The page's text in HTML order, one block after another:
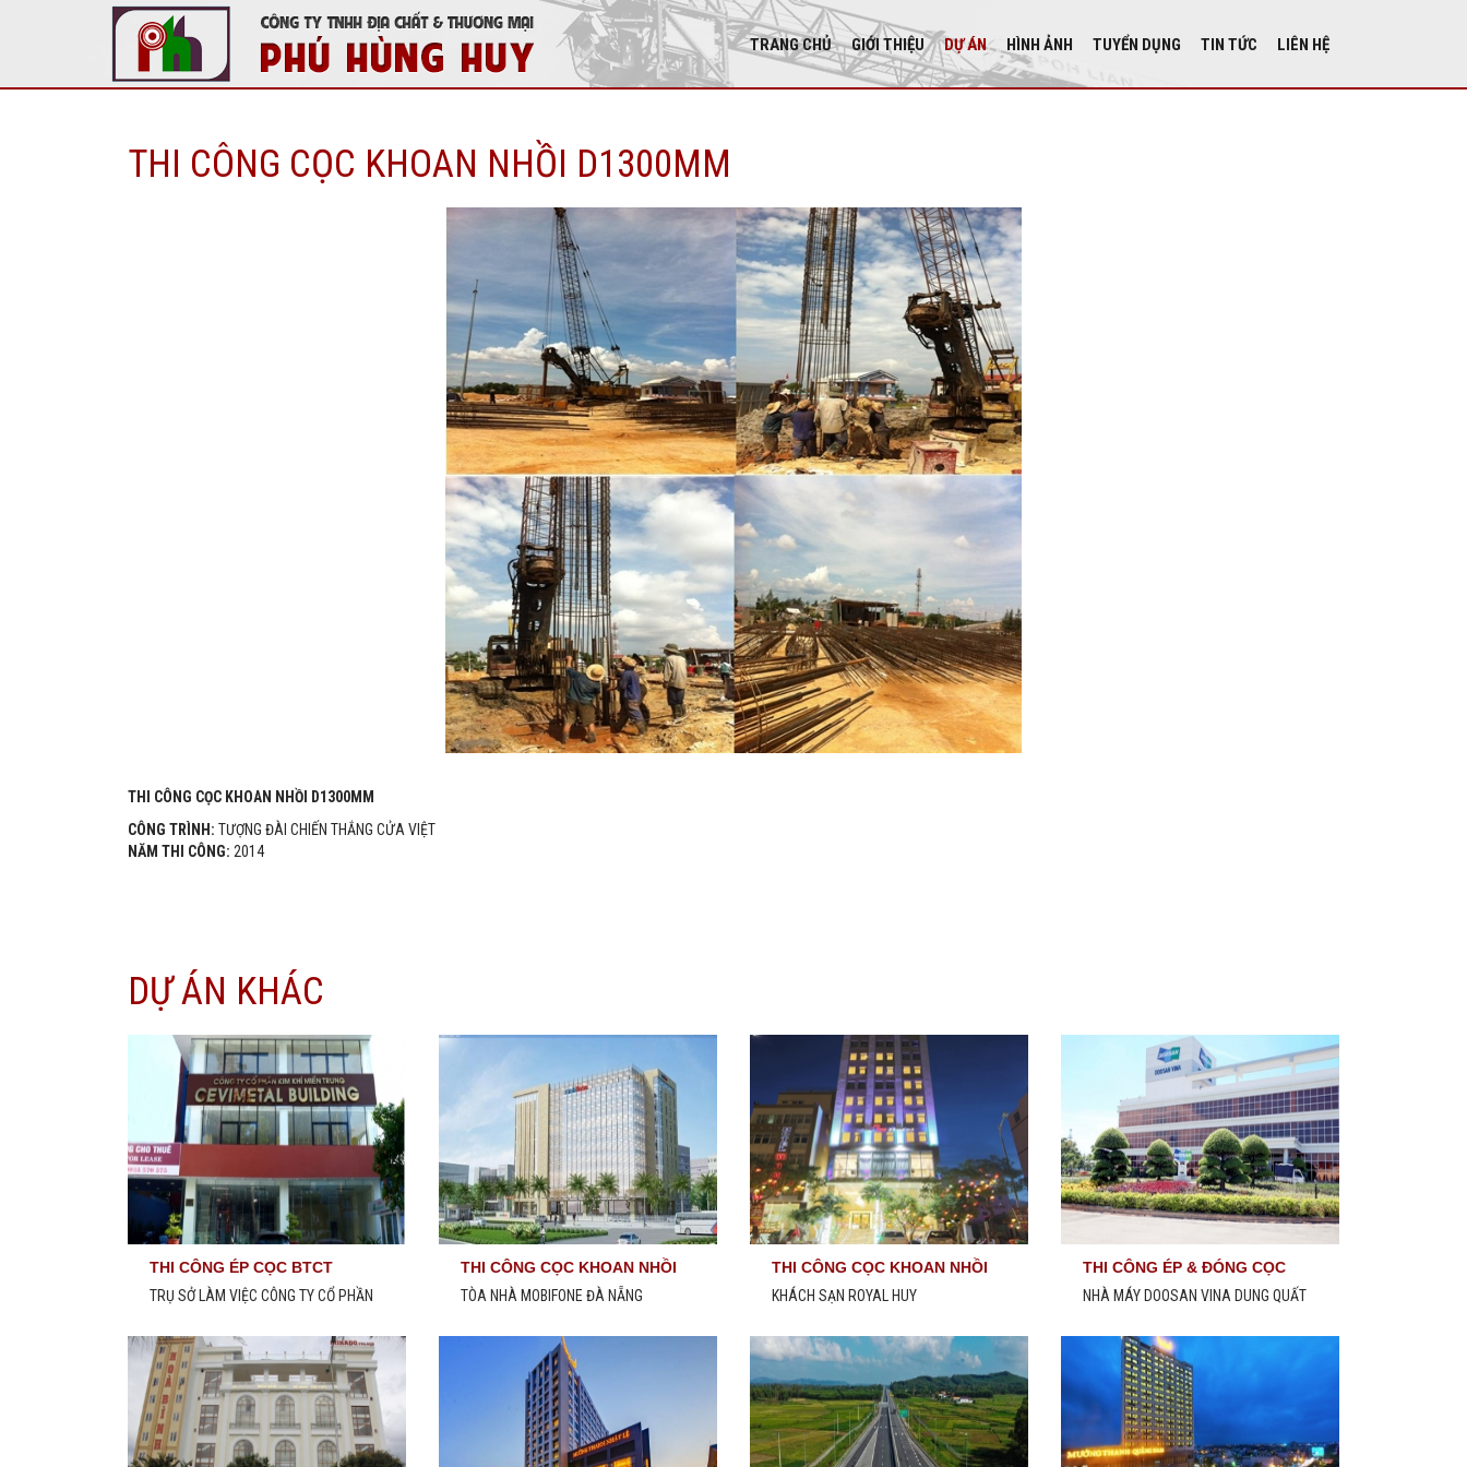
TRANG CHỦ GIỚI THIỆU DỰ ÁN HÌNH ẢNH TUYỂN DỤNG TIN TỨC LIÊN HỆ
THI CÔNG CỌC KHOAN NHỒI D1300MM
THI CÔNG CỌC KHOAN NHỒI D1300MM
CÔNG TRÌNH: TƯỢNG ĐÀI CHIẾN THẮNG CỬA VIỆT
NĂM THI CÔNG: 2014
DỰ ÁN KHÁC
THI CÔNG ÉP CỌC BTCT
D300X300MM
TRỤ SỞ LÀM VIỆC CÔNG TY CỔ PHẦN
THI CÔNG CỌC KHOAN NHỒI
D1000MM
TÒA NHÀ MOBIFONE ĐÀ NẴNG
THI CÔNG CỌC KHOAN NHỒI
D800MM
KHÁCH SẠN ROYAL HUY
THI CÔNG ÉP & ĐÓNG CỌC
BTCT D400MM
NHÀ MÁY DOOSAN VINA DUNG QUẤT